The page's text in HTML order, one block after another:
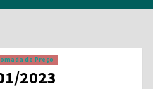
de Preço
2023